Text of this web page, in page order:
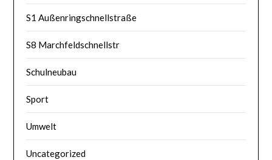
S1 Außenringschnellstraße
S8 Marchfeldschnellstr
Schulneubau
Sport
Umwelt
Uncategorized